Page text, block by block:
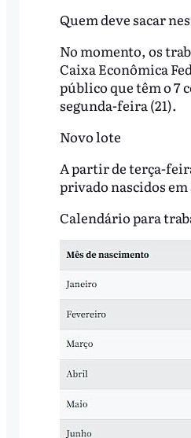
Quem deve sacar
No momento, os
Caixa Econômica
público que têm o 7
segunda-feira (21).
Novo lote
A partir de terça-
privado nascidos
Calendário para